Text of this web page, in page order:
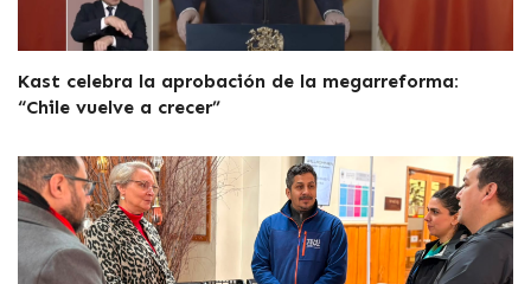
Kast celebra la aprobación de la megarreforma:
“Chile vuelve a crecer”